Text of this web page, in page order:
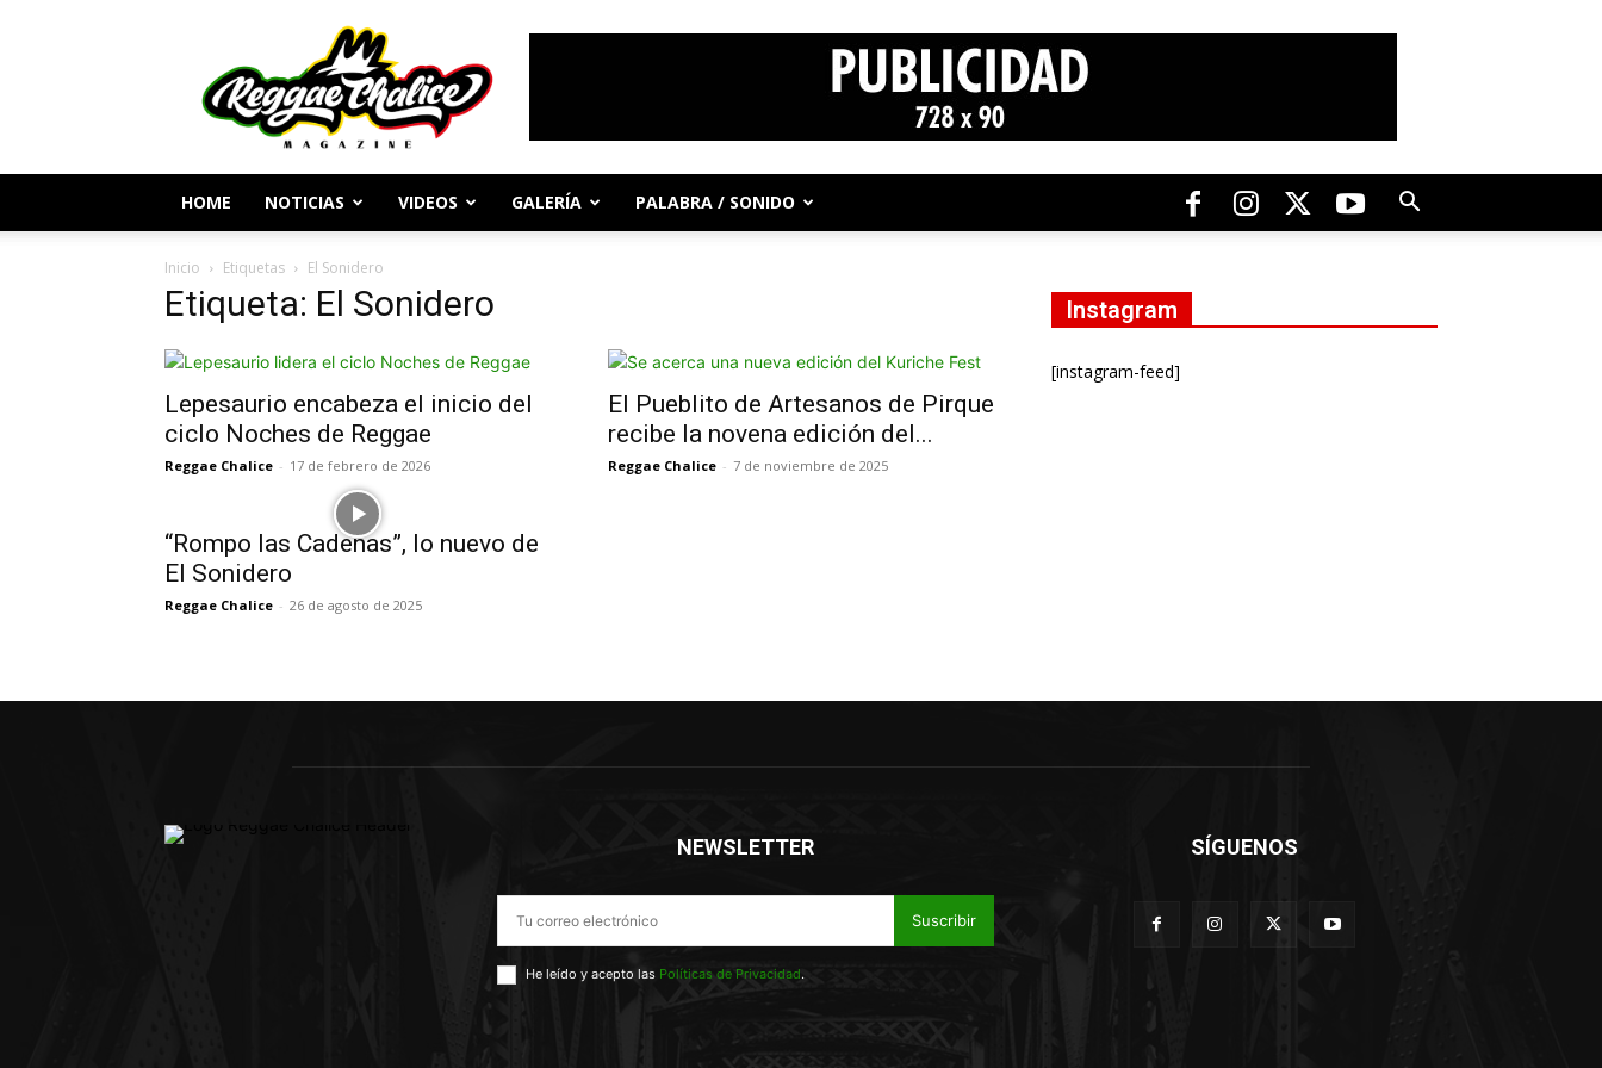
Periodismo
y
Cultura
Reggae
HOME NOTICIAS VIDEOS GALERÍA PALABRA / SONIDO
Inicio Etiquetas El Sonidero
Etiqueta: El Sonidero
Lepesaurio encabeza el inicio del
ciclo Noches de Reggae
Reggae Chalice - 17 de febrero de 2026
El Pueblito de Artesanos de Pirque
recibe la novena edición del...
Reggae Chalice - 7 de noviembre de 2025
“Rompo las Cadenas”, lo nuevo de
El Sonidero
Reggae Chalice - 26 de agosto de 2025
Instagram
[instagram-feed]
NEWSLETTER
Suscribir
He leído y acepto las Políticas de Privacidad.
SÍGUENOS